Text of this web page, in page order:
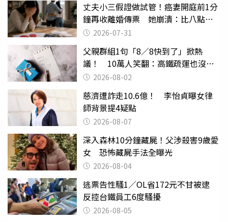
丈夫小三假證做試管！癌妻開庭前1分
鐘再收離婚傳票 她崩潰：比八點檔
還扯2026-07-31
父親群組1句「8／8快到了」掀熱
議！ 10萬人笑翻：高鐵疏運也沒列
父親節
2026-08-02
慈濟遭詐走10.6億！ 李怡貞曝女律
師背景提4疑點
2026-08-07
深入森林10分鐘藏屍！父涉殺害9歲愛
女 恐怖藏屍手法全曝光
2026-08-04
逃票告性騷1／OL省172元不甘被逮
反控台鐵員工6度騷擾
2026-08-05